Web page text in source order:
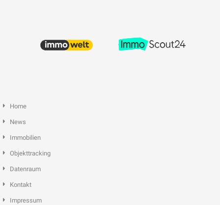
Home
News
Immobilien
Objekttracking
Datenraum
Kontakt
Impressum